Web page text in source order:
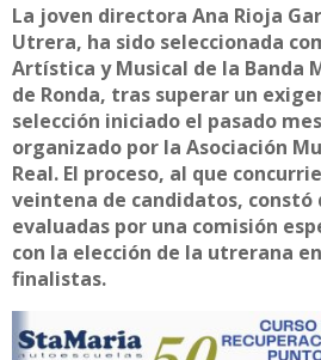
La joven directora Ana Rioja
Utrera, ha sido seleccionada
Artística y Musical de la Banda
de Ronda, tras superar un
selección iniciado el pasado
organizado por la Asociación
Real. El proceso, al que
veintena de candidatos, constó
evaluadas por una comisión
con la elección de la utrerana
finalistas.